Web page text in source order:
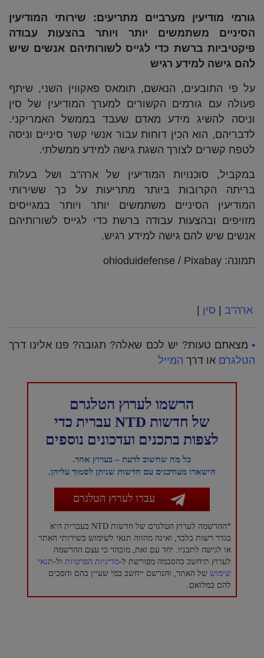
גורמי מודיעין מערביים מתריעים: שירותי המודיעין
הסיניים משתמשים יותר ויותר בהצעות עבודה
פיקטיביות ברשת כדי לגייס לשורותיהם אנשים שיש
להם גישה למידע רגיש
על פי התובעים, הנאשם, תומאס פאקווין השני, שיתף
פעולה עם גורמים הקשורים למערך המודיעין של סין
וניסה להשיג מידע מאדם שעבד בממשל האמריקני.
לדבריהם, הוא הכין דוחות עבור אנשי קשר סיניים וניסה
לטפח קשרים לצורך השגת גישה למידע ממשלתי.
במקביל, סוכנויות המודיעין של ארה"ב ושל בעלות
בריתה הקרובות ביותר מתריעות על כך ששירותי
המודיעין הסיניים משתמשים יותר ויותר במגייסים
מזויפים ובהצעות עבודה ברשת כדי לגייס לשורותיהם
אנשים שיש להם גישה למידע רגיש.
תמונה: ohioduidefense / Pixabay
ארה"ב סין
• מצאתם טעות? יש לכם שאלה? תגובה? פנו אלינו דרך
הטלגרם או דרך המייל
הרשמו לערוץ הטלגרם
של חדשות NTD עברית כדי
לצפות בתכנים ועדכונים נוספים
כל מה שחשוב לדעת – בערוץ אחד.
הישארו מעודכנים עם חדשות שניתן לסמוך עליהן.
עברו לערוץ הטלגרם
*ההרשמה לערוץ הטלגרם של חדשות NTD בעברית היא
בגדר רשות בלבד, ואינה מהווה תנאי לשימוש בשירותי האתר
או לגישה לתכניו. יחד עם זאת, מובהר כי עצם ההרשמה
לערוץ תיחשב כהסכמה מפורשת ל-מדיניות הפרטיות ול-תנאי
שימוש של האתר, והנרשם ייחשב כמי שעיין בהם והסכים
להם במלואם.